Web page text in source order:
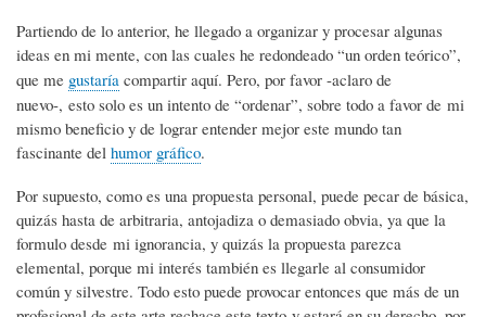
Partiendo de lo anterior, he llegado a organizar y procesar algunas
ideas en mi mente, con las cuales he redondeado “un orden teórico”,
que me gustaría compartir aquí. Pero, por favor -aclaro de
nuevo-, esto solo es un intento de “ordenar”, sobre todo a favor de mi
mismo beneficio y de lograr entender mejor este mundo tan
fascinante del humor gráfico.
Por supuesto, como es una propuesta personal, puede pecar de básica,
quizás hasta de arbitraria, antojadiza o demasiado obvia, ya que la
formulo desde mi ignorancia, y quizás la propuesta parezca
elemental, porque mi interés también es llegarle al consumidor
común y silvestre. Todo esto puede provocar entonces que más de un